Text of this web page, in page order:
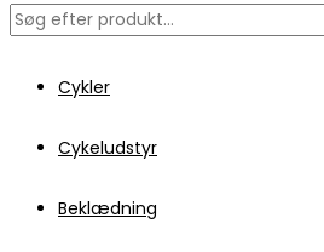
Search
Cykler
Cykeludstyr
Beklædning